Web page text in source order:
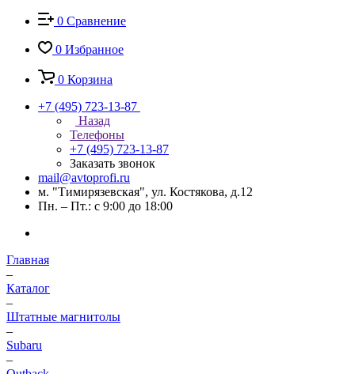
0 Сравнение
0 Избранное
0 Корзина
+7 (495) 723-13-87
Назад
Телефоны
+7 (495) 723-13-87
Заказать звонок
mail@avtoprofi.ru
м. "Тимирязевская", ул. Костякова, д.12
Пн. – Пт.: с 9:00 до 18:00
Главная
–
Каталог
–
Штатные магнитолы
–
Subaru
–